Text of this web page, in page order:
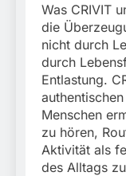
Was CRIVIT
die
nicht durch
durch
Entlastung.
Menschen
zu hören,
Aktivität als
des Alltags